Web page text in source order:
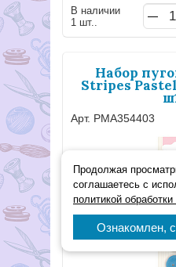
В наличии
1 шт..
Набор
Stripes
Арт. PMA354403
Продолжая
соглашаетесь с
политикой
Ознакомлен,